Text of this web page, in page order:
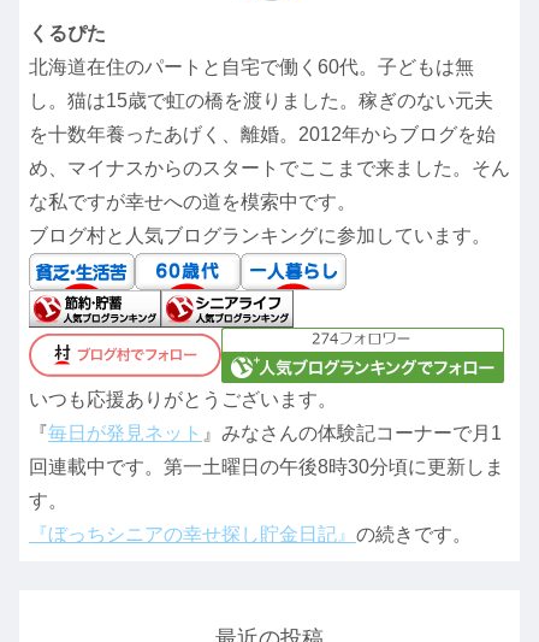
くるぴた
北海道在住のパートと自宅で働く60代。子どもは無
し。猫は15歳で虹の橋を渡りました。稼ぎのない元夫
を十数年養ったあげく、離婚。2012年からブログを始
め、マイナスからのスタートでここまで来ました。そん
な私ですが幸せへの道を模索中です。
ブログ村と人気ブログランキングに参加しています。
いつも応援ありがとうございます。
『毎日が発見ネット 』みなさんの体験記コーナーで月1
回連載中です。第一土曜日の午後8時30分頃に更新しま
す。
『ぼっちシニアの幸せ探し貯金日記』 の続きです。